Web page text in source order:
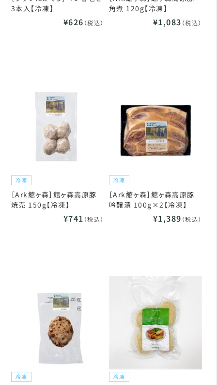
3本入【冷凍】
¥626 （税込）
角煮 120g【冷凍】
¥1,083 （税込）
［Ark館ヶ森］館ヶ森高原豚
焼売 150g【冷凍】
¥741 （税込）
［Ark館ヶ森］館ヶ森高原豚
吟醸漬 100g×2【冷凍】
¥1,389 （税込）